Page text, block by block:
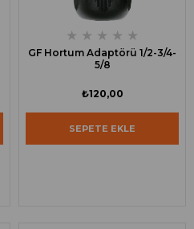
★ ★ ★ ★ ★
GF Hortum Adaptörü 1/2-3/4-
5/8
₺120,00
SEPETE EKLE